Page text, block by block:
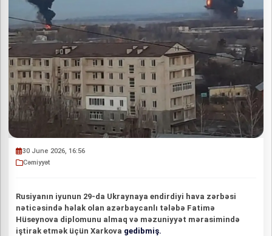
30 June 2026, 16:56
Cəmiyyət
Rusiyanın iyunun 29-da Ukraynaya endirdiyi hava zərbəsi
nəticəsində həlak olan azərbaycanlı tələbə Fatimə
Hüseynova diplomunu almaq və məzuniyyət mərasimində
iştirak etmək üçün Xarkova gedibmiş.